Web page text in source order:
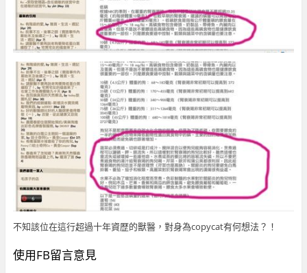
不知該位在這行超過十年資歴的獸醫，對身為copycat有何想法？！
使用FB留言意見